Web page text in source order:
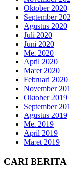
Oktober 2020
September
Agustus 2020
Juli 2020
Juni 2020
Mei 2020
April 2020
Maret 2020
Februari 2020
November
Oktober 2019
September
Agustus 2019
Mei 2019
April 2019
Maret 2019
CARI BERITA